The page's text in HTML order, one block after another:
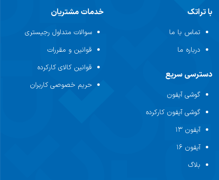
با تراتک
تماس با ما
درباره ما
دسترسی سریع
گوشی آیفون
گوشی آیفون کارکرده
آیفون ۱۳
آیفون ۱۶
بلاگ
خدمات مشتریان
سوالات متداول رجیستری
قوانین و مقررات
قوانین کالای کارکرده
حریم خصوصی کاربران